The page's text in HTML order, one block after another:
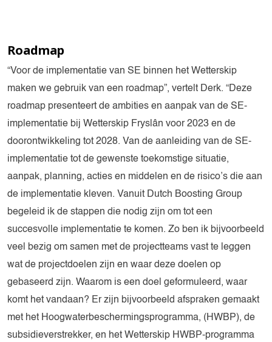
Roadmap
“Voor de implementatie van SE binnen het Wetterskip
maken we gebruik van een roadmap”, vertelt Derk. “Deze
roadmap presenteert de ambities en aanpak van de SE-
implementatie bij Wetterskip Fryslân voor 2023 en de
doorontwikkeling tot 2028. Van de aanleiding van de SE-
implementatie tot de gewenste toekomstige situatie,
aanpak, planning, acties en middelen en de risico’s die aan
de implementatie kleven. Vanuit Dutch Boosting Group
begeleid ik de stappen die nodig zijn om tot een
succesvolle implementatie te komen. Zo ben ik bijvoorbeeld
veel bezig om samen met de projectteams vast te leggen
wat de projectdoelen zijn en waar deze doelen op
gebaseerd zijn. Waarom is een doel geformuleerd, waar
komt het vandaan? Er zijn bijvoorbeeld afspraken gemaakt
met het Hoogwaterbeschermingsprogramma, (HWBP), de
subsidieverstrekker, en het Wetterskip HWBP-programma